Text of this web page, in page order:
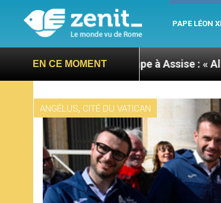
PAPE LÉON
EN CE MOMENT
du pape à Assise : « Allons-y ! Let’s go
ANGÉLUS, CITÉ DU VATICAN